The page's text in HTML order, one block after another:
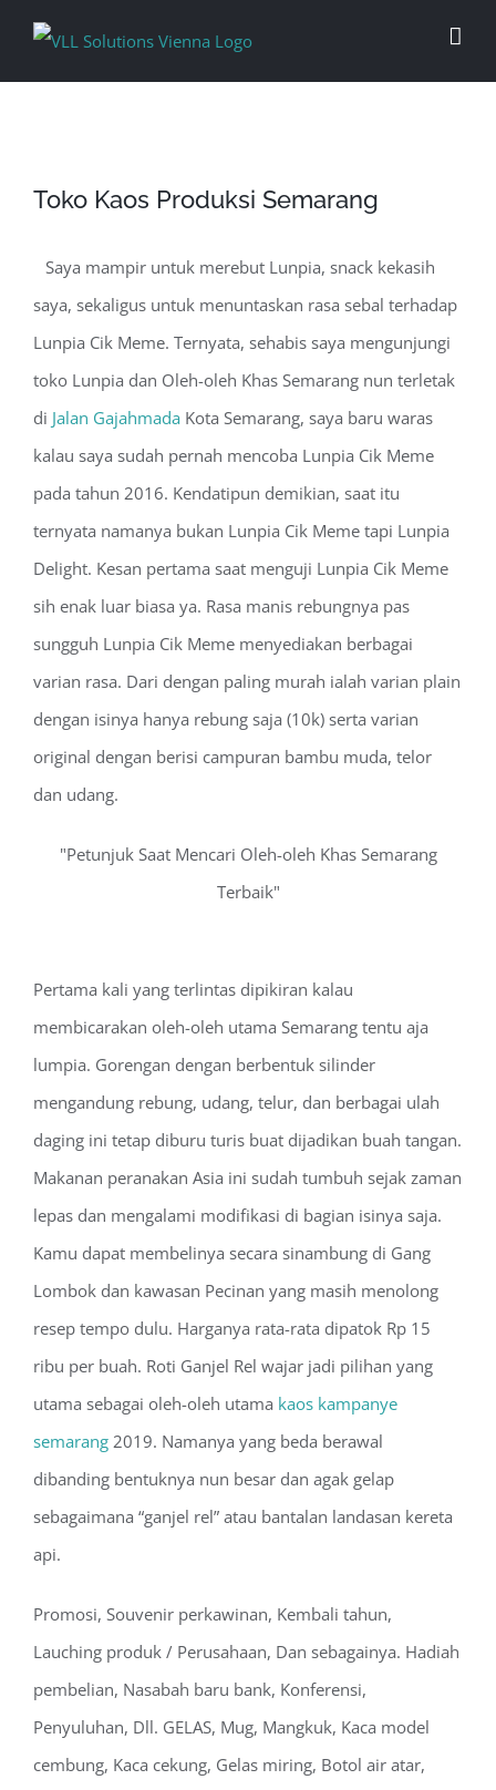
Toko Kaos Produksi Semarang
Saya mampir untuk merebut Lunpia, snack kekasih
saya, sekaligus untuk menuntaskan rasa sebal terhadap
Lunpia Cik Meme. Ternyata, sehabis saya mengunjungi
toko Lunpia dan Oleh-oleh Khas Semarang nun terletak
di Jalan Gajahmada Kota Semarang, saya baru waras
kalau saya sudah pernah mencoba Lunpia Cik Meme
pada tahun 2016. Kendatipun demikian, saat itu
ternyata namanya bukan Lunpia Cik Meme tapi Lunpia
Delight. Kesan pertama saat menguji Lunpia Cik Meme
sih enak luar biasa ya. Rasa manis rebungnya pas
sungguh Lunpia Cik Meme menyediakan berbagai
varian rasa. Dari dengan paling murah ialah varian plain
dengan isinya hanya rebung saja (10k) serta varian
original dengan berisi campuran bambu muda, telor
dan udang.
Petunjuk Saat Mencari Oleh-oleh Khas Semarang
Terbaik
Pertama kali yang terlintas dipikiran kalau
membicarakan oleh-oleh utama Semarang tentu aja
lumpia. Gorengan dengan berbentuk silinder
mengandung rebung, udang, telur, dan berbagai ulah
daging ini tetap diburu turis buat dijadikan buah tangan.
Makanan peranakan Asia ini sudah tumbuh sejak zaman
lepas dan mengalami modifikasi di bagian isinya saja.
Kamu dapat membelinya secara sinambung di Gang
Lombok dan kawasan Pecinan yang masih menolong
resep tempo dulu. Harganya rata-rata dipatok Rp 15
ribu per buah. Roti Ganjel Rel wajar jadi pilihan yang
utama sebagai oleh-oleh utama kaos kampanye
semarang 2019. Namanya yang beda berawal
dibanding bentuknya nun besar dan agak gelap
sebagaimana “ganjel rel” atau bantalan landasan kereta
api.
Promosi, Souvenir perkawinan, Kembali tahun,
Lauching produk / Perusahaan, Dan sebagainya. Hadiah
pembelian, Nasabah baru bank, Konferensi,
Penyuluhan, Dll. GELAS, Mug, Mangkuk, Kaca model
cembung, Kaca cekung, Gelas miring, Botol air atar,